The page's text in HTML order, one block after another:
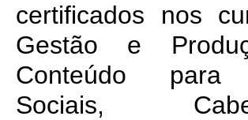
certificados nos
Gestão e
Conteúdo para
Sociais,